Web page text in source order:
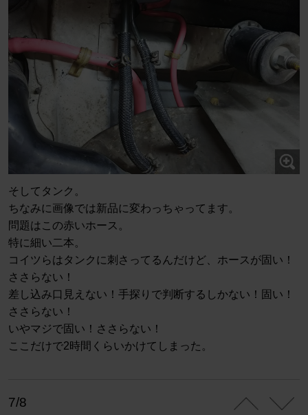
そしてタンク。
ちなみに画像では新品に変わっちゃってます。
問題はこの赤いホース。
特に細い二本。
コイツらはタンクに刺さってるんだけど、ホースが固い！
ささらない！
差し込み口見えない！手探りで判断するしかない！固い！
ささらない！
いやマジで固い！ささらない！
ここだけで2時間くらいかけてしまった。
7/8